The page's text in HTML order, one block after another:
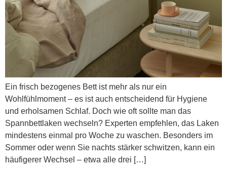
Ein frisch bezogenes Bett ist mehr als nur ein
Wohlfühlmoment – es ist auch entscheidend für Hygiene
und erholsamen Schlaf. Doch wie oft sollte man das
Spannbettlaken wechseln? Experten empfehlen, das Laken
mindestens einmal pro Woche zu waschen. Besonders im
Sommer oder wenn Sie nachts stärker schwitzen, kann ein
häufigerer Wechsel – etwa alle drei […]